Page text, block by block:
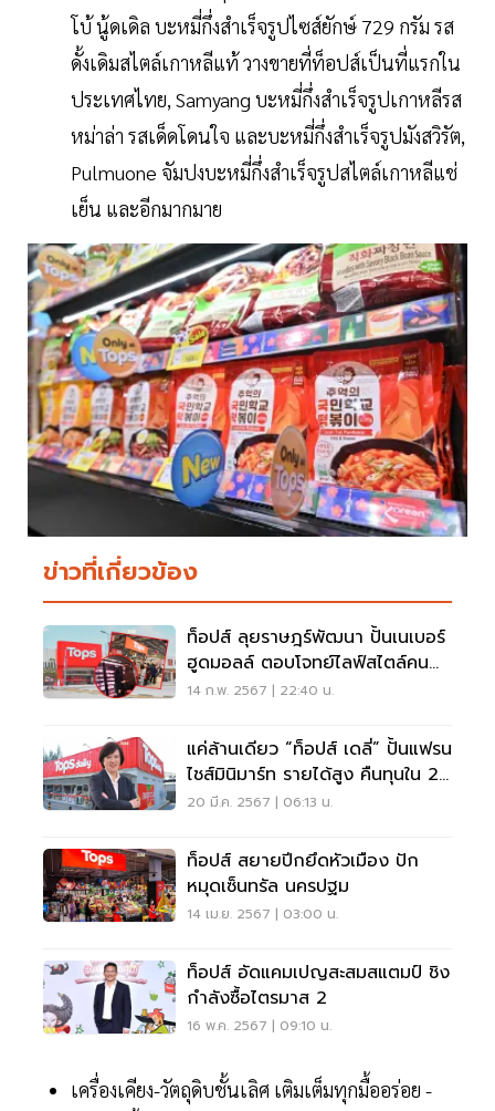
โบ้ นู้ดเดิล บะหมี่กึ่งสำเร็จรูปไซส์ยักษ์ 729 กรัม รส
ดั้งเดิมสไตล์เกาหลีแท้ วางขายที่ท็อปส์เป็นที่แรกใน
ประเทศไทย, Samyang บะหมี่กึ่งสำเร็จรูปเกาหลีรส
หม่าล่า รสเด็ดโดนใจ และบะหมี่กึ่งสำเร็จรูปมังสวิรัต,
Pulmuone จัมปงบะหมี่กึ่งสำเร็จรูปสไตล์เกาหลีแช่
เย็น และอีกมากมาย
ข่าวที่เกี่ยวข้อง
ท็อปส์ ลุยราษฎร์พัฒนา ปั้นเนเบอร์
ฮูดมอลล์ ตอบโจทย์ไลฟ์สไตล์คน
เมือง
14 ก.พ. 2567 | 22:40 น.
แค่ล้านเดียว “ท็อปส์ เดลี่” ปั้นแฟรน
ไชส์มินิมาร์ท รายได้สูง คืนทุนใน 2
ปี
20 มี.ค. 2567 | 06:13 น.
ท็อปส์ สยายปีกยึดหัวเมือง ปัก
หมุดเซ็นทรัล นครปฐม
14 เม.ย. 2567 | 03:00 น.
ท็อปส์ อัดแคมเปญสะสมสแตมป์ ชิง
กำลังซื้อไตรมาส 2
16 พ.ค. 2567 | 09:10 น.
เครื่องเคียง-วัตถุดิบชั้นเลิศ เติมเต็มทุกมื้ออร่อย -